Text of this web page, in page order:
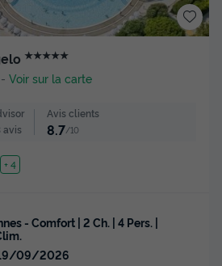
★★★★★
-Voir sur la carte
avis
Avis clients
8.7/10
+ 4
- Comfort | 2 Ch. | 4 Pers. |
09/2026